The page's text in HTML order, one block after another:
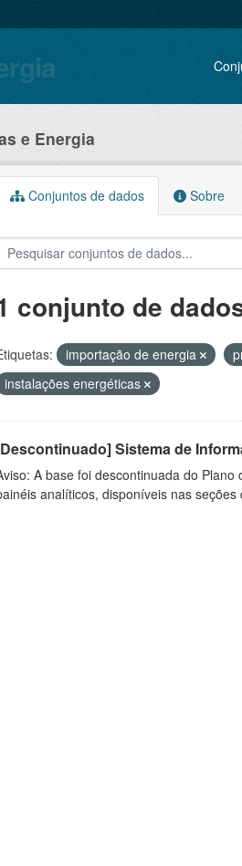
e Energia
Conjuntos de dados Sobre
conjunto de
importação de energia
instalações energéticas
Sistema de
A base foi descontinuada do
analíticos, disponíveis nas seções